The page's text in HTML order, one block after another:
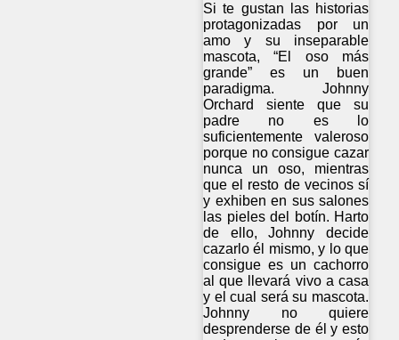
Si te gustan las historias
protagonizadas por un
amo y su inseparable
mascota, “El oso más
grande” es un buen
paradigma. Johnny
Orchard siente que su
padre no es lo
suficientemente valeroso
porque no consigue cazar
nunca un oso, mientras
que el resto de vecinos sí
y exhiben en sus salones
las pieles del botín. Harto
de ello, Johnny decide
cazarlo él mismo, y lo que
consigue es un cachorro
al que llevará vivo a casa
y el cual será su mascota.
Johnny no quiere
desprenderse de él y esto